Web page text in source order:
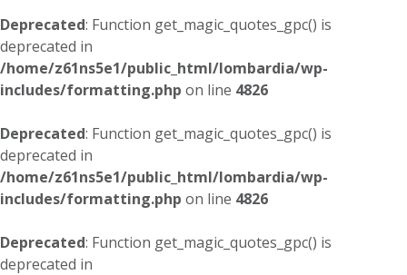
Deprecated: Function get_magic_quotes_gpc() is
deprecated in
/home/z61ns5e1/public_html/lombardia/wp-
includes/formatting.php on line 4826
Deprecated: Function get_magic_quotes_gpc() is
deprecated in
/home/z61ns5e1/public_html/lombardia/wp-
includes/formatting.php on line 4826
Deprecated: Function get_magic_quotes_gpc() is
deprecated in